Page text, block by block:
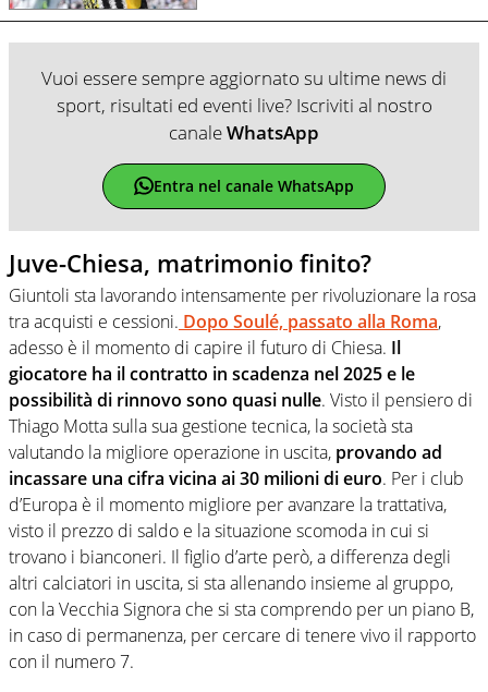
Vuoi essere sempre aggiornato su ultime news di
sport, risultati ed eventi live? Iscriviti al nostro
canaleWhatsApp
Entra nel canale WhatsApp
Juve-Chiesa, matrimonio finito?
Giuntoli sta lavorando intensamente per rivoluzionare la rosa
tra acquisti e cessioni. Dopo Soulé, passato alla Roma,
adesso è il momento di capire il futuro di Chiesa. Il
giocatore ha il contratto in scadenza nel 2025 e le
possibilità di rinnovo sono quasi nulle. Visto il pensiero di
Thiago Motta sulla sua gestione tecnica, la società sta
valutando la migliore operazione in uscita, provando ad
incassare una cifra vicina ai 30 milioni di euro. Per i club
d’Europa è il momento migliore per avanzare la trattativa,
visto il prezzo di saldo e la situazione scomoda in cui si
trovano i bianconeri. Il figlio d’arte però, a differenza degli
altri calciatori in uscita, si sta allenando insieme al gruppo,
con la Vecchia Signora che si sta comprendo per un piano B,
in caso di permanenza, per cercare di tenere vivo il rapporto
con il numero 7.